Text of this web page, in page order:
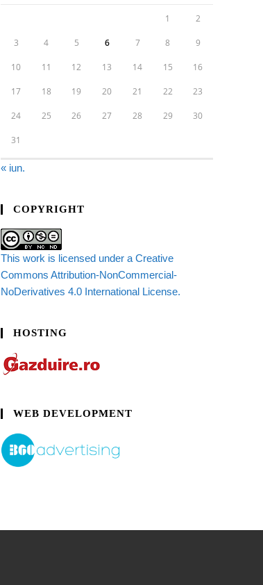
1 2
3 4 5 6 7 8 9
10 11 12 13 14 15 16
17 18 19 20 21 22 23
24 25 26 27 28 29 30
31
« iun.
COPYRIGHT
This work is licensed under a Creative
Commons Attribution-NonCommercial-
NoDerivatives 4.0 International License.
HOSTING
WEB DEVELOPMENT